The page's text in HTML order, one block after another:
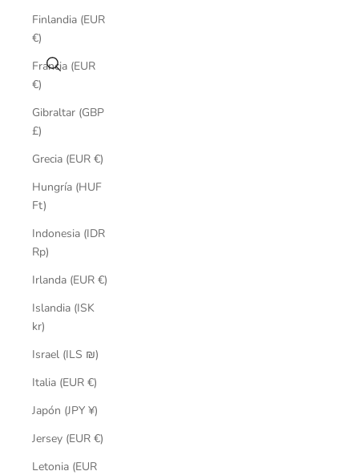
Buscar
Finlandia (EUR
€)
Francia (EUR
€)
Gibraltar (GBP
£)
Grecia (EUR €)
Hungría (HUF
Ft)
Indonesia (IDR
Rp)
Irlanda (EUR €)
Islandia (ISK
kr)
Israel (ILS ₪)
Italia (EUR €)
Japón (JPY ¥)
Jersey (EUR €)
Letonia (EUR